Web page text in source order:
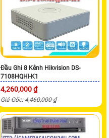
Đầu Ghi 8 Kênh Hikvision DS-
7108HQHI-K1
4,260,000 ₫
Giá Gốc: 4,460,000 ₫